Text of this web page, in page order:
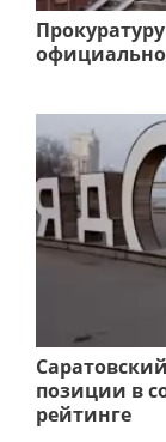
официально
позиции в
рейтинге